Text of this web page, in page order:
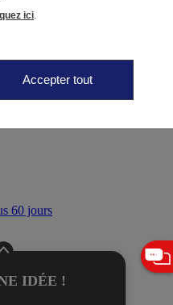
60 jours
60 jours
IDÉE !
ici.
Accepter tout